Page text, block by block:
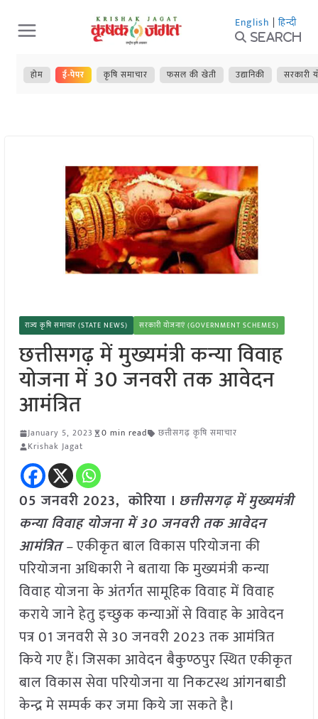
Skip
to
content
English | हिन्दी
Search
होम ई-पेपर कृषि समाचार फसल की खेती उद्यानिकी सरकारी
राज्य कृषि समाचार (STATE NEWS) सरकारी योजनाएं (GOVERNMENT SCHEMES)
छत्तीसगढ़ में मुख्यमंत्री कन्या विवाह
योजना में 30 जनवरी तक आवेदन
आमंत्रित
January 5, 2023 0 min read
छत्तीसगढ़ कृषि समाचार
Krishak Jagat
05 जनवरी 2023, कोरिया । छत्तीसगढ़ में मुख्यमंत्री
कन्या विवाह योजना में 30 जनवरी तक आवेदन
आमंत्रित–एकीकृत बाल विकास परियोजना की
परियोजना अधिकारी ने बताया कि मुख्यमंत्री कन्या
विवाह योजना के अंतर्गत सामूहिक विवाह में विवाह
कराये जाने हेतु इच्छुक कन्याओं से विवाह के आवेदन
पत्र 01 जनवरी से 30 जनवरी 2023 तक आमंत्रित
किये गए हैं। जिसका आवेदन बैकुण्ठपुर स्थित एकीकृत
बाल विकास सेवा परियोजना या निकटस्थ आंगनबाडी
केन्द्र मे सम्पर्क कर जमा किये जा सकते है।